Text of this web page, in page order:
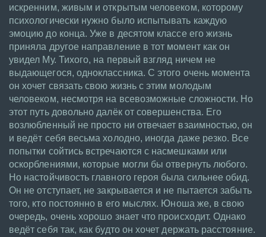
искренним, живым и открытым человеком, которому
психологически нужно было испытывать каждую
эмоцию до конца. Уже в десятом классе его жизнь
приняла другое направление в тот момент как он
увидел Му. Тихого, на первый взгляд ничем не
выдающегося, одноклассника. С этого очень момента
он хочет связать свою жизнь с этим молодым
человеком, несмотря на всевозможные сложности. Но
этот путь довольно далёк от совершенства. Его
возлюбленный не просто ни отвечает взаимностью, он
и ведёт себя весьма холодно, иногда даже резко. Все
попытки сойтись встречаются с насмешками или
оскорблениями, которые могли бы отвернуть любого.
Но настойчивость главного героя была сильнее обид.
Он не отступает, не закрывается и не пытается забыть
того, кто постоянно в его мыслях. Юноша же, в свою
очередь, очень хорошо знает что происходит. Однако
ведёт себя так, как будто он хочет держать расстояние.